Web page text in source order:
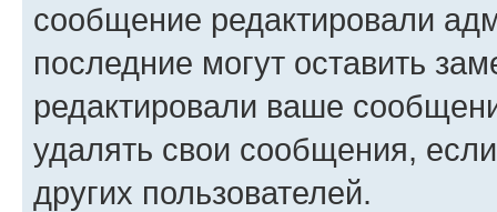
сообщение редактировали
последние могут оставить
редактировали ваше
удалять свои сообщения,
других пользователей.